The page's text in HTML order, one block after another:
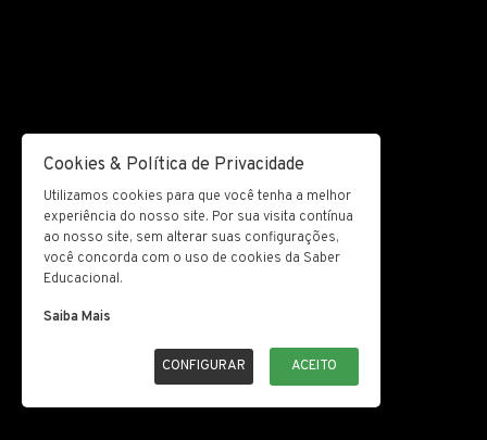
Cookies & Política de Privacidade
Utilizamos cookies para que você tenha a melhor
experiência do nosso site. Por sua visita contínua
ao nosso site, sem alterar suas configurações,
você concorda com o uso de cookies da Saber
Educacional.
Saiba Mais
CONFIGURAR ACEITO